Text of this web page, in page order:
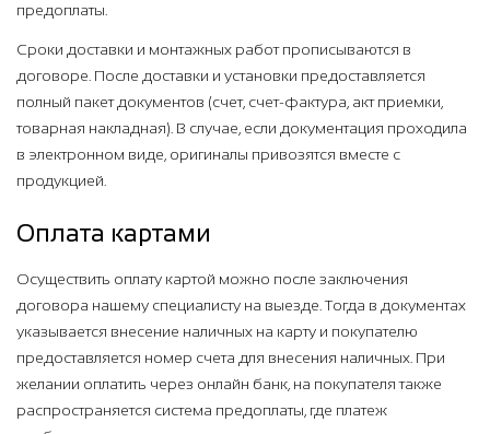
предоплаты.
Сроки доставки и монтажных работ прописываются в
договоре. После доставки и установки предоставляется
полный пакет документов (счет, счет-фактура, акт приемки,
товарная накладная). В случае, если документация проходила
в электронном виде, оригиналы привозятся вместе с
продукцией.
Оплата картами
Осуществить оплату картой можно после заключения
договора нашему специалисту на выезде. Тогда в документах
указывается внесение наличных на карту и покупателю
предоставляется номер счета для внесения наличных. При
желании оплатить через онлайн банк, на покупателя также
распространяется система предоплаты, где платеж